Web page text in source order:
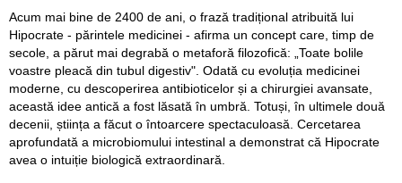
Acum mai bine de 2400 de ani, o frază tradițional atribuită lui
Hipocrate - părintele medicinei - afirma un concept care, timp de
secole, a părut mai degrabă o metaforă filozofică: „Toate bolile
voastre pleacă din tubul digestiv". Odată cu evoluția medicinei
moderne, cu descoperirea antibioticelor și a chirurgiei avansate,
această idee antică a fost lăsată în umbră. Totuși, în ultimele două
decenii, știința a făcut o întoarcere spectaculoasă. Cercetarea
aprofundată a microbiomului intestinal a demonstrat că Hipocrate
avea o intuiție biologică extraordinară.